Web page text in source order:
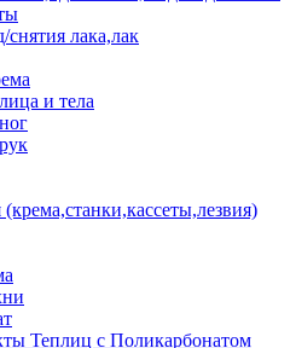
лака,лак
и тела
Теплиц с Поликарбонатом